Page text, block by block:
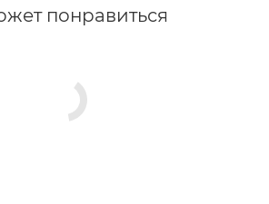
Фанера, ГВЛ, Фиброцементная
понравиться